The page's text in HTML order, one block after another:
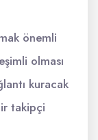
önemli
olması
kuracak
takipçi